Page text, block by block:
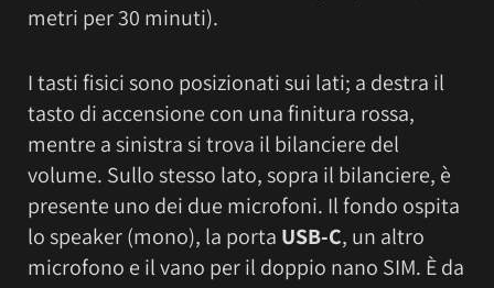
metri per 30 minuti).
I tasti fisici sono posizionati sui lati; a destra il
tasto di accensione con una finitura rossa,
mentre a sinistra si trova il bilanciere del
volume. Sullo stesso lato, sopra il bilanciere, è
presente uno dei due microfoni. Il fondo ospita
lo speaker (mono), la porta USB-C, un altro
microfono e il vano per il doppio nano SIM. È da